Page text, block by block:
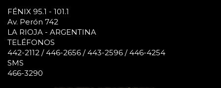
FÉNIX 95.1 - 101.1
Av. Perón 742
LA RIOJA - ARGENTINA
TELÉFONOS
442-2112 / 446-2656 / 443-2596 / 446-4254
SMS
466-3290